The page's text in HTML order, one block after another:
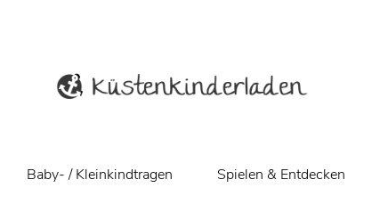
Baby- / Kleinkindtragen Spielen & Entdecken